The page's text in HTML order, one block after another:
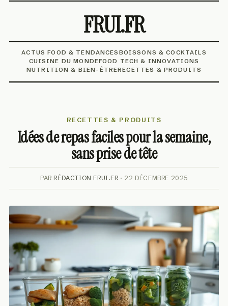
FRUI.FR
ACTUS FOOD & TENDANCES BOISSONS & COCKTAILS
CUISINE DU MONDEFOOD TECH & INNOVATIONS
NUTRITION & BIEN-ÊTRERECETTES & PRODUITS
RECETTES & PRODUITS
Idées de repas faciles pour la semaine,
sans prise de tête
PAR RÉDACTION FRUI.FR · 22 DÉCEMBRE 2025